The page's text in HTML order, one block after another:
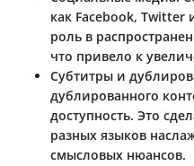
как Facebook,
роль в
что привело к
Субтитры и
дублированного
доступность. Это
разных языков
смысловых нюансов.